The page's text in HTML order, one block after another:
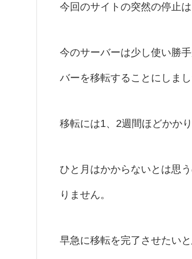
今回のサイトの突然の停止
今のサーバーは少し使い勝
バーを移転することにしまし
移転には1、2週間ほどかか
ひと月はかからないとは思
りません。
早急に移転を完了させたいと